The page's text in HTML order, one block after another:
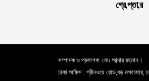
গ্রে,প্তা,র
সম্পাদক ও প্রকাশক: মোঃ আব্দার রহমান।
ঢাকা অফিস : গ্রীনওয়ে রোড,বড় মগবাজার,